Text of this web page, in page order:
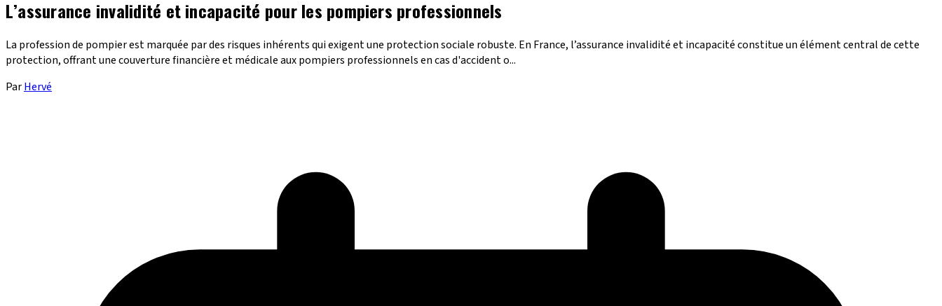
L’assurance invalidité et incapacité pour les pompiers professionnels
La profession de pompier est marquée par des risques inhérents qui exigent une protection sociale robuste. En France, l’assurance invalidité et incapacité constitue un élément central de cette
protection, offrant une couverture financière et médicale aux pompiers professionnels en cas d'accident o...
ParHervé